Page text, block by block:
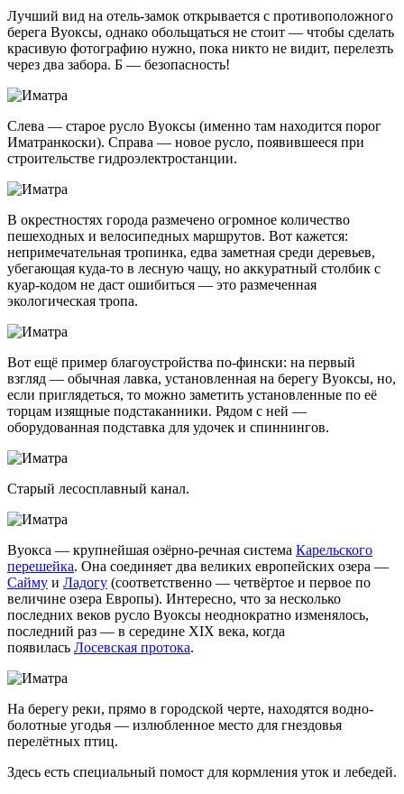
Лучший вид на отель-замок открывается с противоположного
берега Вуоксы, однако обольщаться не стоит — чтобы сделать
красивую фотографию нужно, пока никто не видит, перелезть
через два забора. Б — безопасность!
Слева — старое русло Вуоксы (именно там находится порог
Иматранкоски). Справа — новое русло, появившееся при
строительстве гидроэлектростанции.
В окрестностях города размечено огромное количество
пешеходных и велосипедных маршрутов. Вот кажется:
непримечательная тропинка, едва заметная среди деревьев,
убегающая куда-то в лесную чащу, но аккуратный столбик с
куар-кодом не даст ошибиться — это размеченная
экологическая тропа.
Вот ещё пример благоустройства по-фински: на первый
взгляд — обычная лавка, установленная на берегу Вуоксы, но,
если приглядеться, то можно заметить установленные по её
торцам изящные подстаканники. Рядом с ней —
оборудованная подставка для удочек и спиннингов.
Старый лесосплавный канал.
Вуокса — крупнейшая озёрно-речная система Карельского
перешейка. Она соединяет два великих европейских озера —
Сайму и Ладогу (соответственно — четвёртое и первое по
величине озера Европы). Интересно, что за несколько
последних веков русло Вуоксы неоднократно изменялось,
последний раз — в середине XIX века, когда
появилась Лосевская протока.
На берегу реки, прямо в городской черте, находятся водно-
болотные угодья — излюбленное место для гнездовья
перелётных птиц.
Здесь есть специальный помост для кормления уток и лебедей.